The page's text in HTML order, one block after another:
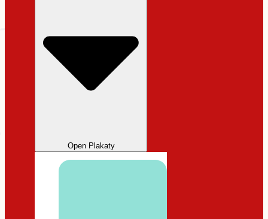
Open Plakaty